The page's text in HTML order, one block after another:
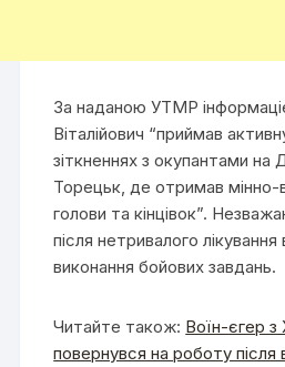
За наданою УТМР
Віталійович “приймав
зіткненнях з окупантами на
Торецьк, де отримав мінно-
голови та кінцівок”.
після нетривалого
виконання бойових завдань.
Читайте також: Воїн-єгер з
повернувся на роботу після